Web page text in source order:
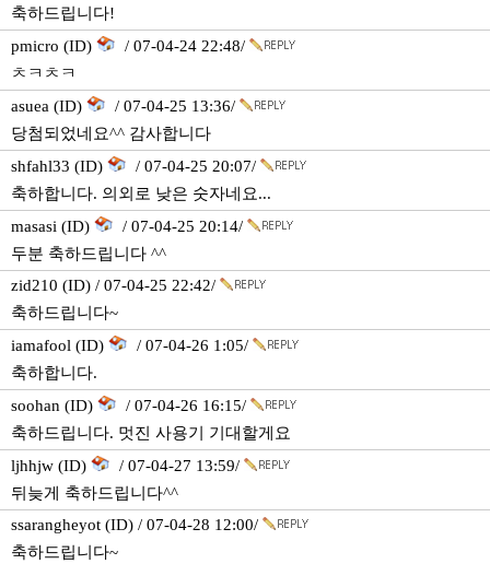
축하드립니다!
pmicro (ID)
/ 07-04-24 22:48/
ㅊㅋㅊㅋ
asuea (ID)
/ 07-04-25 13:36/
당첨되었네요^^ 감사합니다
shfahl33 (ID)
/ 07-04-25 20:07/
축하합니다. 의외로 낮은 숫자네요...
masasi (ID)
/ 07-04-25 20:14/
두분 축하드립니다 ^^
zid210 (ID) / 07-04-25 22:42/
축하드립니다~
iamafool (ID)
/ 07-04-26 1:05/
축하합니다.
soohan (ID)
/ 07-04-26 16:15/
축하드립니다. 멋진 사용기 기대할게요
ljhhjw (ID)
/ 07-04-27 13:59/
뒤늦게 축하드립니다^^
ssarangheyot (ID) / 07-04-28 12:00/
축하드립니다~